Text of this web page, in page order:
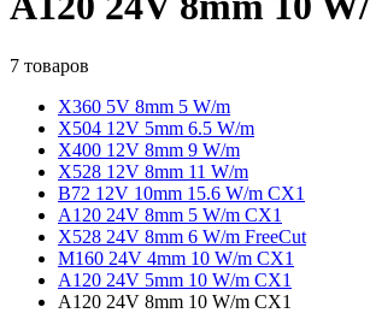
7 товаров
X360 5V 8mm 5 W/m
X504 12V 5mm 6.5 W/m
X400 12V 8mm 9 W/m
X528 12V 8mm 11 W/m
B72 12V 10mm 15.6 W/m CX1
A120 24V 8mm 5 W/m CX1
X528 24V 8mm 6 W/m FreeCut
M160 24V 4mm 10 W/m CX1
A120 24V 5mm 10 W/m CX1
A120 24V 8mm 10 W/m CX1